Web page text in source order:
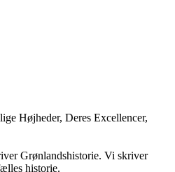
Højheder, Deres Excellencer,
Grønlandshistorie. Vi skriver
historie.